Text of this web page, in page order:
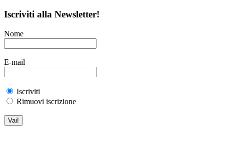
Iscriviti alla Newsletter!
Nome
E-mail
Iscriviti
Rimuovi iscrizione